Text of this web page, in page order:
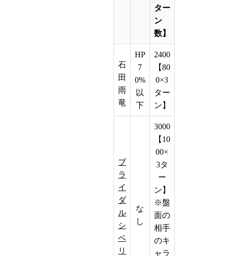
ター
ン
数】
石
田
雨
竜
HP
7
0%
以
下
2400
【80
0×3
ター
ン】
ブ
ラ
イ
ダ
ル
シ
ベ
リ
な
し
3000
【10
00×
3タ
ー
ン】
※盤
面の
相手
のキ
ャラ